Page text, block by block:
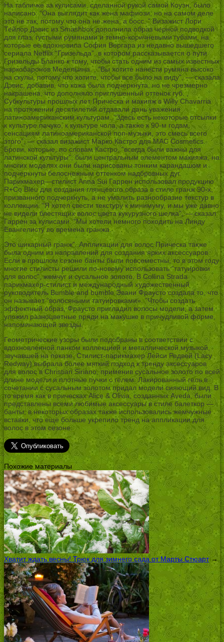
На табличке за кулисами, сделанной рукой самой Коуэн, было
написано: “Она выглядит как жена мафиози, но на самом деле
это не так, потому что она не жена, а босс. ” Визажист Лори
Тейлор Дэвис из Smashbox дополнила образ черной подводкой
для глаз, густыми румянами и темно-коричневыми губами, на
которые ее вдохновила София Вергара из недавно вышедшего
сериала Netflix “Гризельда”, в котором рассказывается о пути
Гризельды Бланко к тому, чтобы стать одним из самых известных
наркобаронов Медельина. , “Вы хотите нанести румяна высоко
на скулы, потому что хотите, чтобы все было на виду”, — сказала
Дэвис, добавив, что кожа была подчеркнута, но не чрезмерно
накрашена, что дополняло приглушенный оттенок губ. ,
Субкультуры прошлых лет Прическа и макияж в Willy Chavarria
на протяжении десятилетий отдавали дань уважения
латиноамериканским культурам. “Здесь есть некоторые отсылки
к культуре пачуко, к культуре чола, а также к 90-м годам,
сенсациям латиноамериканской поп-музыки, это смесь всего
этого”, — сказал визажист Марко Кастро для MAC Cosmetics.
Брови, которые, по словам Кастро, “всегда были важны для
латинской культуры”, были центральным элементом макияжа, на
многих моделях они были нарисованы тонким карандашом и
подчеркнуты белоснежным оттенком надбровных дуг.
Парикмахер—стилист Anna Sui Гаррен использовал продукцию
R+Co Bleu для создания глянцевого образа в стиле гранж 90-х,
призванного подчеркнуть, а не умалить разнообразие текстур в
коллекции. “Я хотел свести текстуру к минимуму, и мы уже давно
не видели блестящих волос цвета кукурузного шелка”, — сказал
Гаррен за кулисами. “Мы хотели немного походить на Линду
Евангелисту во времена гранжа.
Это шикарный гранж”. Аппликации для волос Прическа также
была одним из направлений для создания ярких аксессуаров.
Если в прошлом сезоне банты были повсеместны, то в этом году
многие стилисты решили по-новому использовать “татуировки
для волос”, жемчуг и сусальное золото. В Collina Strada
парикмахер-стилист и международный художественный
руководитель Bumble and bumble Эвани Фраусто создала то, что
он называет “волосяными татуировками». ”Чтобы создать
эффектный образ, Фраусто пригладил волосы модели, а затем
уложил разноцветные пряди на макушке в причудливой форме,
напоминающей звезды.
Геометрические узоры были подобраны в соответствии с
вдохновленной панком коллекцией и металлической музыкой,
звучавшей на показе. Стилист-парикмахер Лейси Редвей (Lacy
Redway) выбрала более мягкий подход к тренду аксессуаров
для волос в Christian Siriano, применив сусальное золото по всей
длине модели и плотные пучки с гелем. Лакированный гель в
сочетании с сусальным золотом придал модели сияющий вид. В
то время как в прическах Alice & Olivia, созданных Aveda, были
представлены всеми любимые аксессуары в стиле балеткор —
банты, в некоторых образах также использовались жемчужные
вставки, что еще больше укрепило тренд на аппликации для
волос в этом сезоне.
Похожие материалы
Хватит ждать весны! Трюк для зимнего сада от Марты Стюарт→